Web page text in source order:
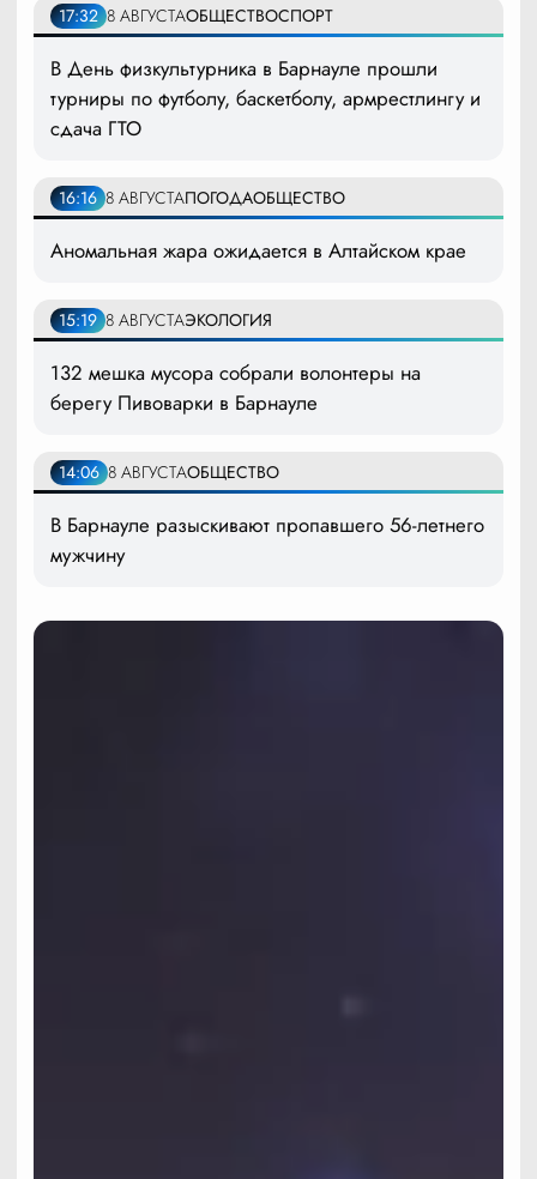
17:32 8 АВГУСТАОБЩЕСТВОСПОРТ
В День физкультурника в Барнауле прошли
турниры по футболу, баскетболу, армрестлингу и
сдача ГТО
16:16 8 АВГУСТАПОГОДАОБЩЕСТВО
Аномальная жара ожидается в Алтайском крае
15:19 8 АВГУСТАЭКОЛОГИЯ
132 мешка мусора собрали волонтеры на
берегу Пивоварки в Барнауле
14:06 8 АВГУСТАОБЩЕСТВО
В Барнауле разыскивают пропавшего 56-летнего
мужчину